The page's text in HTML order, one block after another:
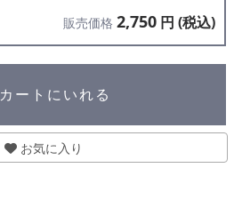
販売価格 2,750 円 (税込)
カートにいれる
お気に入り